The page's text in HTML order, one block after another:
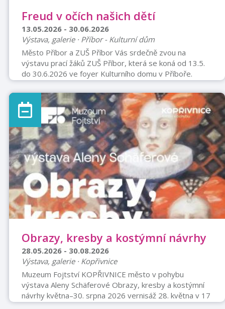
Freud v očích našich dětí
13.05.2026 - 30.06.2026
Výstava, galerie · Příbor - Kulturní dům
Město Příbor a ZUŠ Příbor Vás srdečně zvou na
výstavu prací žáků ZUŠ Příbor, která se koná od 13.5.
do 30.6.2026 ve foyer Kulturního domu v Příboře.
Obrazy, kresby a kostýmní návrhy
28.05.2026 - 30.08.2026
Výstava, galerie · Kopřivnice
Muzeum Fojtství KOPŘIVNICE město v pohybu
výstava Aleny Schäferové Obrazy, kresby a kostýmní
návrhy května–30. srpna 2026 vernisáž 28. května v 17
hodin Muzeum Fojtství v Kopřivnici